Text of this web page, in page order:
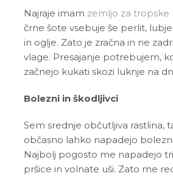
Najraje imam zemljo za tropske
črne šote vsebuje še perlit,
in oglje. Zato je zračna in ne
vlage. Presajanje potrebujem,
začnejo kukati skozi luknje na
Bolezni in škodljivci
Sem srednje občutljiva rastlina,
občasno lahko napadejo
Najbolj pogosto me napadejo
pršice in volnate uši. Zato me